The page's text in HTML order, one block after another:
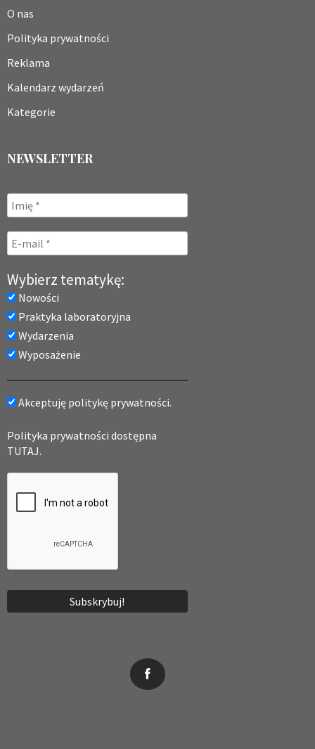
O nas
Polityka prywatności
Reklama
Kalendarz wydarzeń
Kategorie
NEWSLETTER
Wybierz tematykę:
Nowości
Praktyka laboratoryjna
Wydarzenia
Wyposażenie
Akceptuję politykę prywatności.
Polityka prywatności dostępna
TUTAJ.